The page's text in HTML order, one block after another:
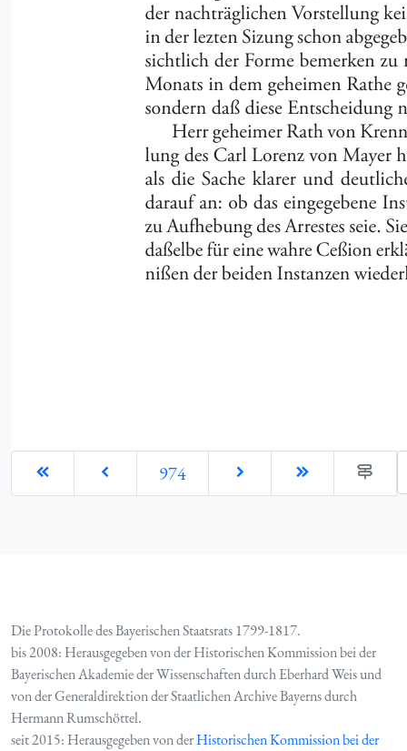
974
Die Protokolle des Bayerischen Staatsrats 1799-1817.
bis 2008: Herausgegeben von der Historischen Kommission bei der
Bayerischen Akademie der Wissenschaften durch Eberhard Weis und
von der Generaldirektion der Staatlichen Archive Bayerns durch
Hermann Rumschöttel.
seit 2015: Herausgegeben von derHistorischen Kommission bei der